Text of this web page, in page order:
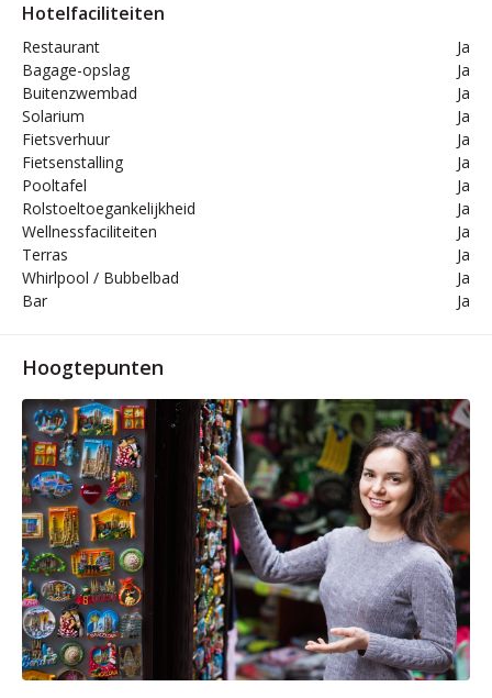
Hotelfaciliteiten
Restaurant
Ja
Bagage-opslag
Ja
Buitenzwembad
Ja
Solarium
Ja
Fietsverhuur
Ja
Fietsenstalling
Ja
Pooltafel
Ja
Rolstoeltoegankelijkheid
Ja
Wellnessfaciliteiten
Ja
Terras
Ja
Whirlpool / Bubbelbad
Ja
Bar
Ja
Hoogtepunten